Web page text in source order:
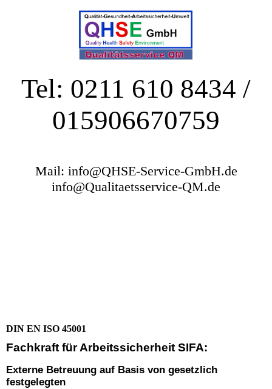
Tel: 0211 610 8434 /
015906670759
Mail: info@QHSE-Service-GmbH.de
info@Qualitaetsservice-QM.de
DIN EN ISO 45001
Fachkraft für Arbeitssicherheit SIFA:
Externe Betreuung auf Basis von gesetzlich
festgelegten